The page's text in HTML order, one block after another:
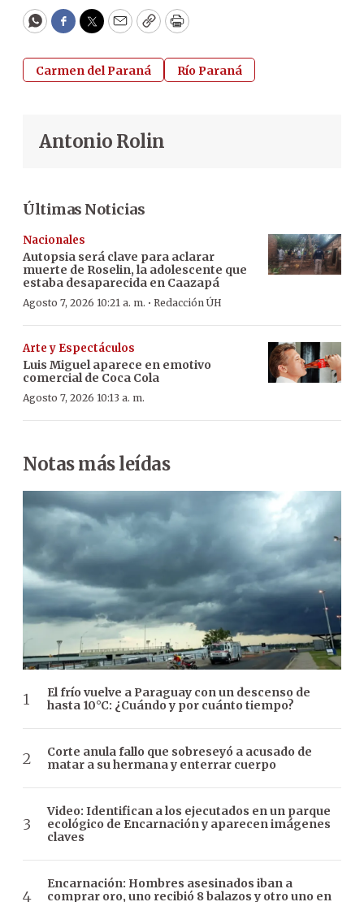
WhatsApp
Facebook
Twitter
EmailCopyPrint
Carmen del Paraná Río Paraná
Antonio Rolin
Últimas Noticias
Nacionales
Autopsia será clave para aclarar
muerte de Roselin, la adolescente que
estaba desaparecida en Caazapá
Agosto 7, 2026 10:21 a. m. · Redacción ÚH
Arte y Espectáculos
Luis Miguel aparece en emotivo
comercial de Coca Cola
Agosto 7, 2026 10:13 a. m.
Notas más leídas
El frío vuelve a Paraguay con un descenso de
hasta 10°C: ¿Cuándo y por cuánto tiempo?
Corte anula fallo que sobreseyó a acusado de
matar a su hermana y enterrar cuerpo
Video: Identifican a los ejecutados en un parque
ecológico de Encarnación y aparecen imágenes
claves
Encarnación: Hombres asesinados iban a
comprar oro, uno recibió 8 balazos y otro uno en